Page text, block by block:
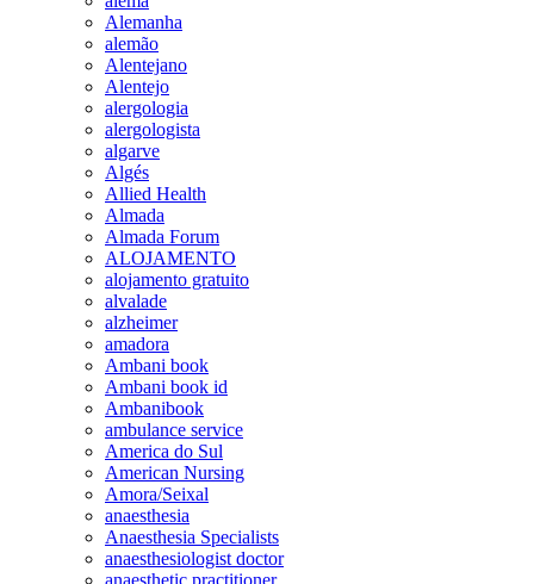
Alemanha
alemão
Alentejano
Alentejo
alergologia
alergologista
algarve
Algés
Allied Health
Almada
Almada Forum
ALOJAMENTO
alojamento gratuito
alvalade
alzheimer
amadora
Ambani book
Ambani book id
Ambanibook
ambulance service
America do Sul
American Nursing
Amora/Seixal
anaesthesia
Anaesthesia Specialists
anaesthesiologist doctor
anaesthetic practitioner